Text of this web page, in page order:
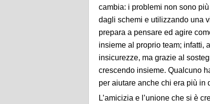
cambia: i problemi non sono
dagli schemi e utilizzando una
prepara a pensare ed agire
insieme al proprio team; infatti,
insicurezze, ma grazie al
crescendo insieme. Qualcuno
per aiutare anche chi era più in
L’amicizia e l’unione che si è